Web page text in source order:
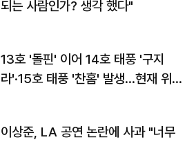
되는 사람인가? 생각 했다"
13호 '돌핀' 이어 14호 태풍 '구지
라'·15호 태풍 '찬홈' 발생…현재 위
이상준, LA 공연 논란에 사과 "너무